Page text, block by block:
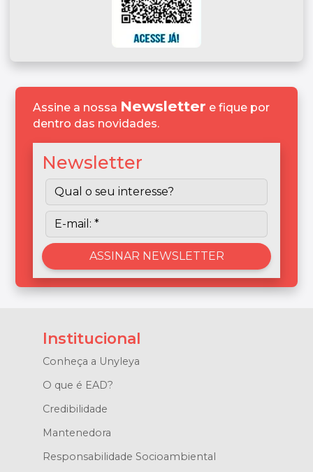
Assine a nossa Newsletter e fique por
dentro das novidades.
Newsletter
Institucional
Conheça a Unyleya
O que é EAD?
Credibilidade
Mantenedora
Responsabilidade Socioambiental